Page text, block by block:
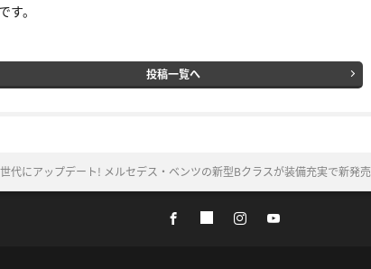
す。
投稿一覧へ
代にアップデート! メルセデス・ベンツの新型Bクラスが装備充実で新発売